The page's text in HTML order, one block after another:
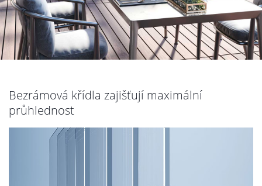
Bezrámová křídla zajišťují maximální
průhlednost